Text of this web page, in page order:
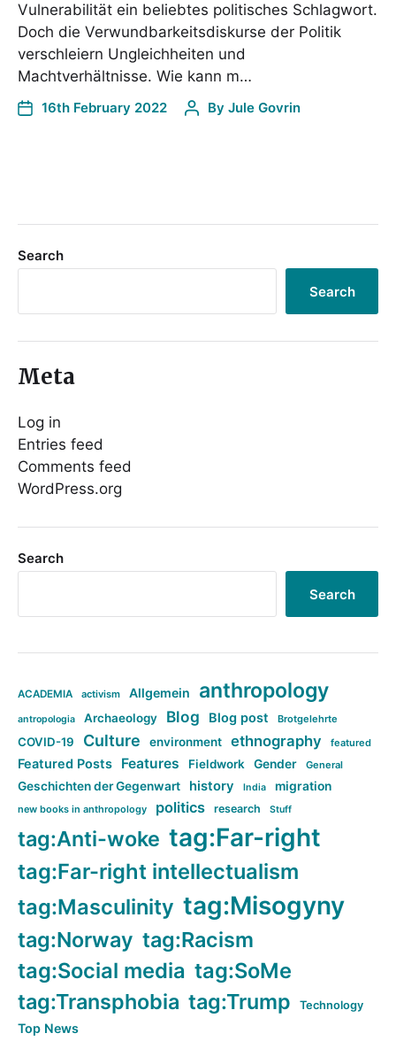
Vulnerabilität ein beliebtes politisches Schlagwort.
Doch die Verwundbarkeitsdiskurse der Politik
verschleiern Ungleichheiten und
Machtverhältnisse. Wie kann m…
16th February 2022 By Jule Govrin
Search
Search
Meta
Log in
Entries feed
Comments feed
WordPress.org
Search
Search
ACADEMIA activism Allgemein anthropology
antropologia Archaeology Blog Blog post Brotgelehrte
COVID-19 Culture environment ethnography featured
Featured Posts Features Fieldwork Gender General
Geschichten der Gegenwart history India migration
new books in anthropology politics research Stuff
tag:Anti-woke tag:Far-right
tag:Far-right intellectualism
tag:Masculinity tag:Misogyny
tag:Norway tag:Racism
tag:Social media tag:SoMe
tag:Transphobia tag:Trump Technology
Top News